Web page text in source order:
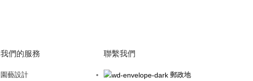
我們的服務
園藝設計
聯繫我們
郵政地